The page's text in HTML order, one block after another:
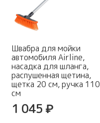
Швабра для мойки
автомобиля Airline,
насадка для шланга,
распушенная щетина,
щетка 20 см, ручка 110
см
1 045 ₽